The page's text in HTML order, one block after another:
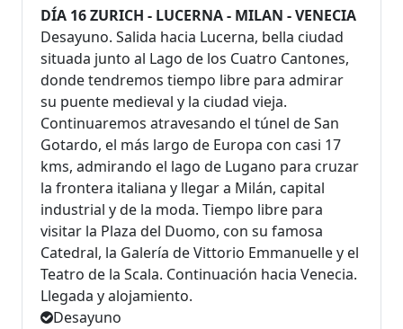
DÍA 16 ZURICH - LUCERNA - MILAN - VENECIA
Desayuno. Salida hacia Lucerna, bella ciudad
situada junto al Lago de los Cuatro Cantones,
donde tendremos tiempo libre para admirar
su puente medieval y la ciudad vieja.
Continuaremos atravesando el túnel de San
Gotardo, el más largo de Europa con casi 17
kms, admirando el lago de Lugano para cruzar
la frontera italiana y llegar a Milán, capital
industrial y de la moda. Tiempo libre para
visitar la Plaza del Duomo, con su famosa
Catedral, la Galería de Vittorio Emmanuelle y el
Teatro de la Scala. Continuación hacia Venecia.
Llegada y alojamiento.
Desayuno